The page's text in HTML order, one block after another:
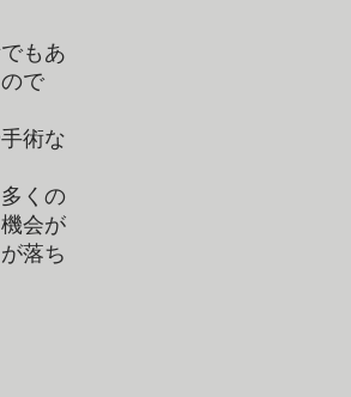
もあ
で
術な
くの
会が
落ち